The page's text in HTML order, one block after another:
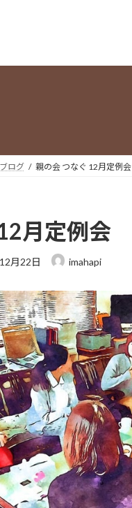
ログ 親の会 つなぐ 12月定例会
月定例会
月22日 imahapi